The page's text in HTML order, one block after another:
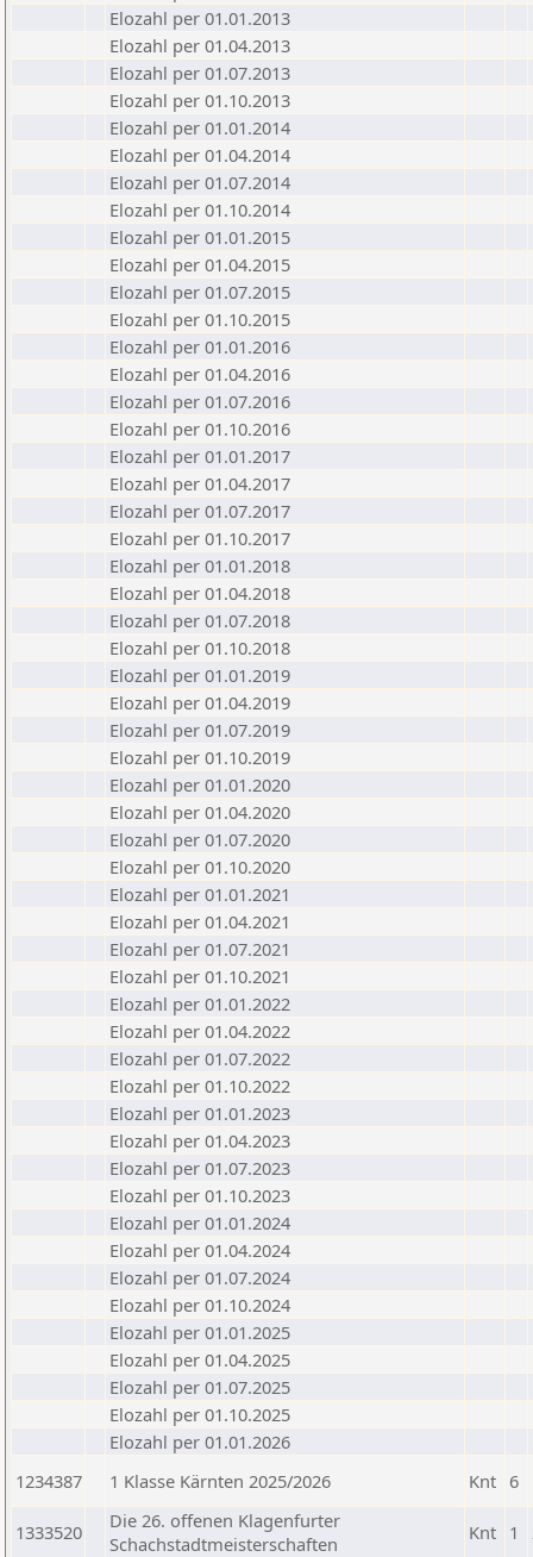
Elozahl per 01.01.2013
Elozahl per 01.04.2013
Elozahl per 01.07.2013
Elozahl per 01.10.2013
Elozahl per 01.01.2014
Elozahl per 01.04.2014
Elozahl per 01.07.2014
Elozahl per 01.10.2014
Elozahl per 01.01.2015
Elozahl per 01.04.2015
Elozahl per 01.07.2015
Elozahl per 01.10.2015
Elozahl per 01.01.2016
Elozahl per 01.04.2016
Elozahl per 01.07.2016
Elozahl per 01.10.2016
Elozahl per 01.01.2017
Elozahl per 01.04.2017
Elozahl per 01.07.2017
Elozahl per 01.10.2017
Elozahl per 01.01.2018
Elozahl per 01.04.2018
Elozahl per 01.07.2018
Elozahl per 01.10.2018
Elozahl per 01.01.2019
Elozahl per 01.04.2019
Elozahl per 01.07.2019
Elozahl per 01.10.2019
Elozahl per 01.01.2020
Elozahl per 01.04.2020
Elozahl per 01.07.2020
Elozahl per 01.10.2020
Elozahl per 01.01.2021
Elozahl per 01.04.2021
Elozahl per 01.07.2021
Elozahl per 01.10.2021
Elozahl per 01.01.2022
Elozahl per 01.04.2022
Elozahl per 01.07.2022
Elozahl per 01.10.2022
Elozahl per 01.01.2023
Elozahl per 01.04.2023
Elozahl per 01.07.2023
Elozahl per 01.10.2023
Elozahl per 01.01.2024
Elozahl per 01.04.2024
Elozahl per 01.07.2024
Elozahl per 01.10.2024
Elozahl per 01.01.2025
Elozahl per 01.04.2025
Elozahl per 01.07.2025
Elozahl per 01.10.2025
Elozahl per 01.01.2026
1234387
1 Klasse Kärnten 2025/2026 Knt 6
1333520
Die 26. offenen Klagenfurter
Schachstadtmeisterschaften
Knt 1